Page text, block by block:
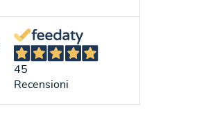
45
Recensioni